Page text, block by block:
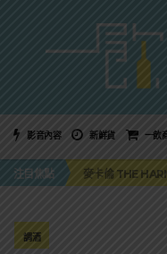
影音內容 新鮮貨 一飲
注目焦點
美國正式恢復蘇
角嗨尬炸物X爽快
調酒